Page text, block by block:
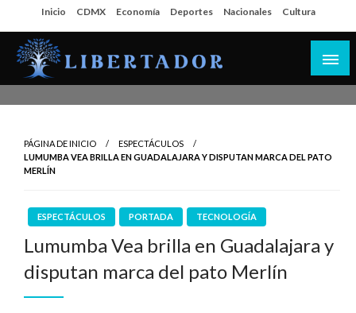
al
contenido
Inicio CDMX Economía Deportes Nacionales Cultura
PÁGINA DE INICIO
ESPECTÁCULOS
LUMUMBA VEA BRILLA EN GUADALAJARA Y DISPUTAN MARCA DEL PATO
MERLÍN
ESPECTÁCULOS PORTADA TECNOLOGÍA
Lumumba Vea brilla en Guadalajara y
disputan marca del pato Merlín